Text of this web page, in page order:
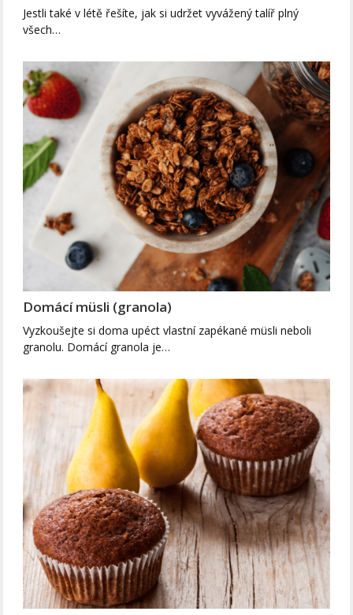
Jestli také v létě řešíte, jak si udržet vyvážený talíř plný
všech…
Domácí müsli (granola)
Vyzkoušejte si doma upéct vlastní zapékané müsli neboli
granolu. Domácí granola je…